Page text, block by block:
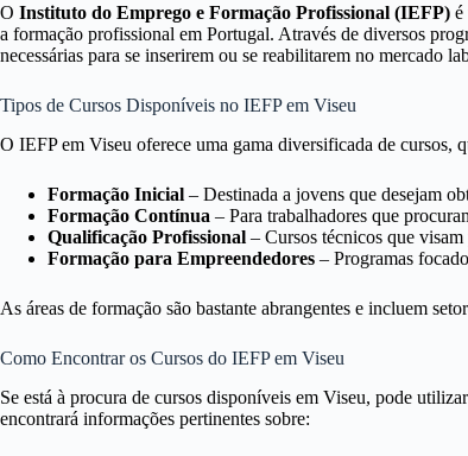
O Instituto do Emprego e Formação Profissional (IEFP) é
a formação profissional em Portugal. Através de diversos
necessárias para se inserirem ou se reabilitarem no mercado
Tipos de Cursos Disponíveis no IEFP em Viseu
O IEFP em Viseu oferece uma gama diversificada de cursos,
Formação Inicial – Destinada a jovens que desejam
Formação Contínua – Para trabalhadores que
Qualificação Profissional – Cursos técnicos que
Formação para Empreendedores – Programas
As áreas de formação são bastante abrangentes e incluem
Como Encontrar os Cursos do IEFP em Viseu
Se está à procura de cursos disponíveis em Viseu, pode
encontrará informações pertinentes sobre: